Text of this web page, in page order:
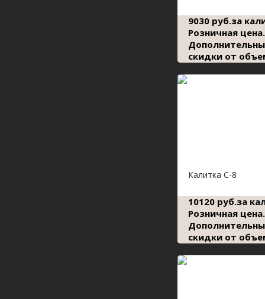
9030 руб.за
Розничная цена.
скидки от
Калитка С-8
10120 руб.за
Розничная цена.
скидки от